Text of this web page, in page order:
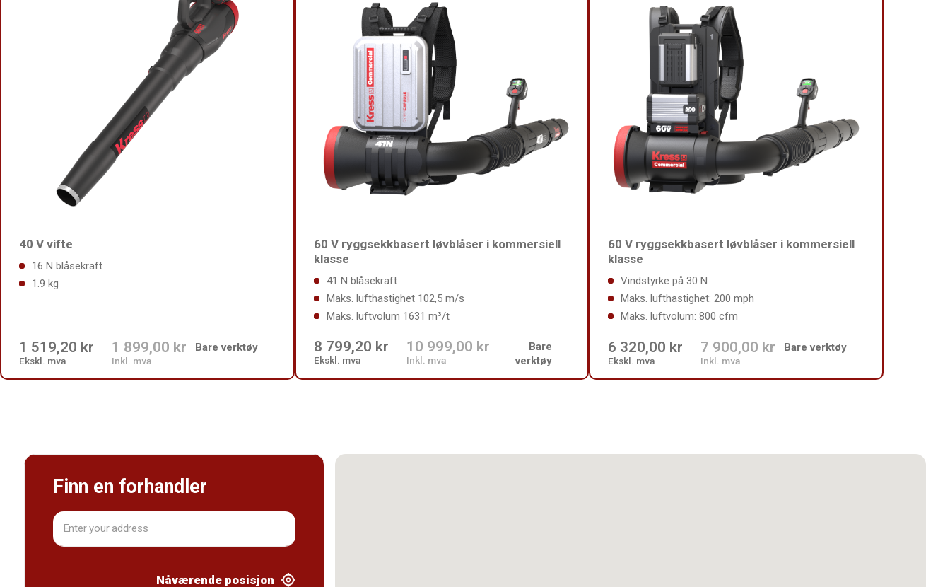
40 V vifte
16 N blåsekraft
1.9 kg
1 519,20 kr
Ekskl. mva
1 899,00 kr
Inkl. mva
Bare verktøy
60 V ryggsekkbasert løvblåser i kommersiell
klasse
41 N blåsekraft
Maks. lufthastighet 102,5 m/s
Maks. luftvolum 1631 m³/t
8 799,20 kr
Ekskl. mva
10 999,00 kr
Inkl. mva
Bare
verktøy
60 V ryggsekkbasert løvblåser i kommersiell
klasse
Vindstyrke på 30 N
Maks. lufthastighet: 200 mph
Maks. luftvolum: 800 cfm
6 320,00 kr
Ekskl. mva
7 900,00 kr
Inkl. mva
Bare verktøy
Finn en forhandler
Nåværende posisjon